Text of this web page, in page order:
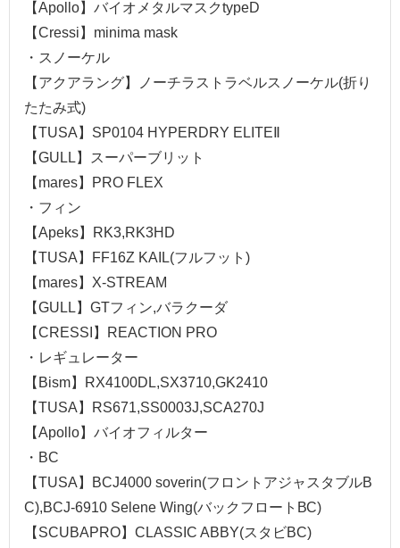
【Apollo】バイオメタルマスクtypeD
【Cressi】minima mask
・スノーケル
【アクアラング】ノーチラストラベルスノーケル(折り
たたみ式)
【TUSA】SP0104 HYPERDRY ELITEⅡ
【GULL】スーパーブリット
【mares】PRO FLEX
・フィン
【Apeks】RK3,RK3HD
【TUSA】FF16Z KAIL(フルフット)
【mares】X-STREAM
【GULL】GTフィン,バラクーダ
【CRESSI】REACTION PRO
・レギュレーター
【Bism】RX4100DL,SX3710,GK2410
【TUSA】RS671,SS0003J,SCA270J
【Apollo】バイオフィルター
・BC
【TUSA】BCJ4000 soverin(フロントアジャスタブルB
C),BCJ-6910 Selene Wing(バックフロートBC)
【SCUBAPRO】CLASSIC ABBY(スタビBC)